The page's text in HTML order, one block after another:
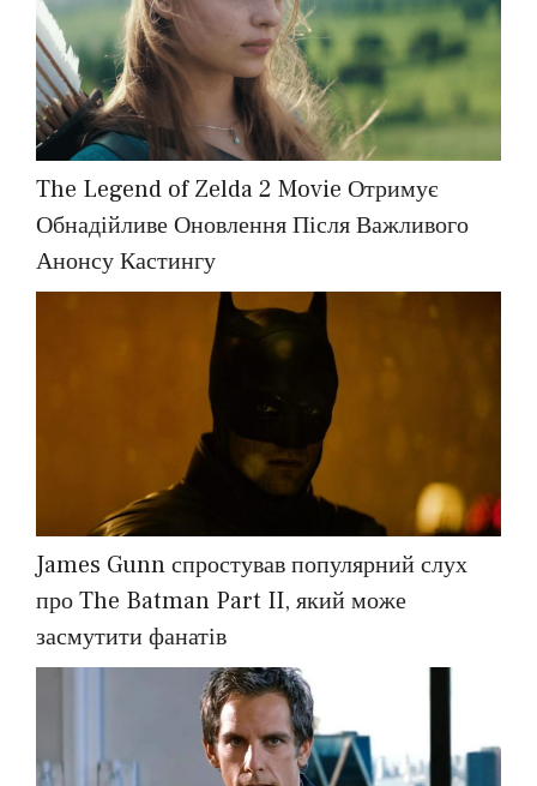
The Legend of Zelda 2 Movie Отримує
Обнадійливе Оновлення Після Важливого
Анонсу Кастингу
James Gunn спростував популярний слух
про The Batman Part II, який може
засмутити фанатів